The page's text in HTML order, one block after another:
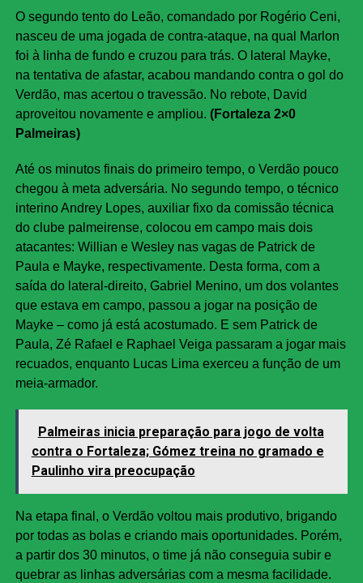
O segundo tento do Leão, comandado por Rogério Ceni,
nasceu de uma jogada de contra-ataque, na qual Marlon
foi à linha de fundo e cruzou para trás. O lateral Mayke,
na tentativa de afastar, acabou mandando contra o gol do
Verdão, mas acertou o travessão. No rebote, David
aproveitou novamente e ampliou. (Fortaleza 2×0
Palmeiras)
Até os minutos finais do primeiro tempo, o Verdão pouco
chegou à meta adversária. No segundo tempo, o técnico
interino Andrey Lopes, auxiliar fixo da comissão técnica
do clube palmeirense, colocou em campo mais dois
atacantes: Willian e Wesley nas vagas de Patrick de
Paula e Mayke, respectivamente. Desta forma, com a
saída do lateral-direito, Gabriel Menino, um dos volantes
que estava em campo, passou a jogar na posição de
Mayke – como já está acostumado. E sem Patrick de
Paula, Zé Rafael e Raphael Veiga passaram a jogar mais
recuados, enquanto Lucas Lima exerceu a função de um
meia-armador.
Palmeiras inicia preparação para jogo de volta
contra o Fortaleza; Gómez treina no gramado e
Paulinho vira preocupação
Na etapa final, o Verdão voltou mais produtivo, brigando
por todas as bolas e criando mais oportunidades. Porém,
a partir dos 30 minutos, o time já não conseguia subir e
quebrar as linhas adversárias com a mesma facilidade.